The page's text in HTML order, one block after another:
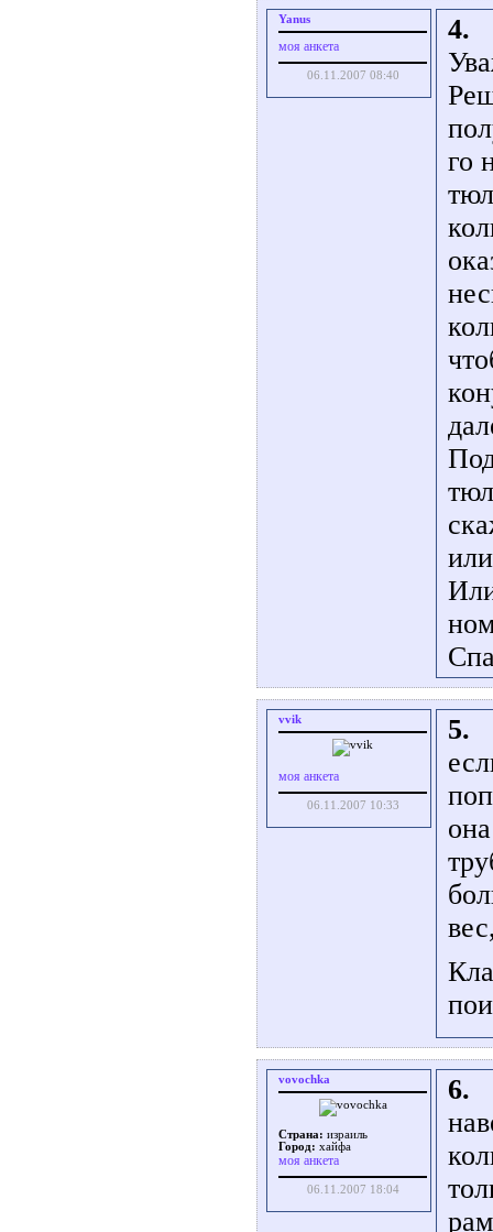
Yanus
моя анкета
06.11.2007 08:40
4.
го
vvik
моя анкета
06.11.2007 10:33
5.
vovochka
Страна: израиль
Город: хайфа
моя анкета
06.11.2007 18:04
6.